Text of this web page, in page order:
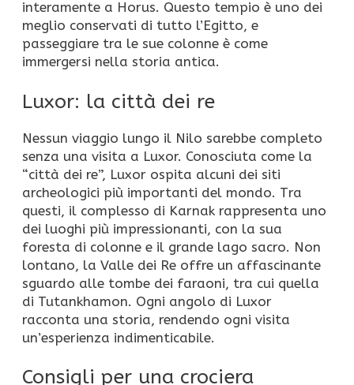
interamente a Horus. Questo tempio è uno dei
meglio conservati di tutto l’Egitto, e
passeggiare tra le sue colonne è come
immergersi nella storia antica.
Luxor: la città dei re
Nessun viaggio lungo il Nilo sarebbe completo
senza una visita a Luxor. Conosciuta come la
“città dei re”, Luxor ospita alcuni dei siti
archeologici più importanti del mondo. Tra
questi, il complesso di Karnak rappresenta uno
dei luoghi più impressionanti, con la sua
foresta di colonne e il grande lago sacro. Non
lontano, la Valle dei Re offre un affascinante
sguardo alle tombe dei faraoni, tra cui quella
di Tutankhamon. Ogni angolo di Luxor
racconta una storia, rendendo ogni visita
un’esperienza indimenticabile.
Consigli per una crociera